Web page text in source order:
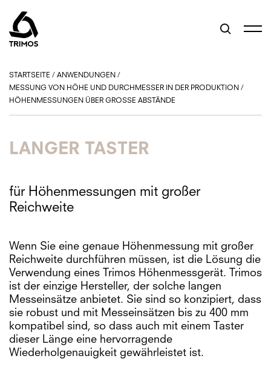
STARTSEITE / ANWENDUNGEN /
MESSUNG VON HÖHE UND DURCHMESSER IN DER PRODUKTION /
HÖHENMESSUNGEN ÜBER GROSSE ABSTÄNDE
LANGER TASTER
für Höhenmessungen mit großer
Reichweite
Wenn Sie eine genaue Höhenmessung mit großer
Reichweite durchführen müssen, ist die Lösung die
Verwendung eines Trimos Höhenmessgerät. Trimos
ist der einzige Hersteller, der solche langen
Messeinsätze anbietet. Sie sind so konzipiert, dass
sie robust und mit Messeinsätzen bis zu 400 mm
kompatibel sind, so dass auch mit einem Taster
dieser Länge eine hervorragende
Wiederholgenauigkeit gewährleistet ist.